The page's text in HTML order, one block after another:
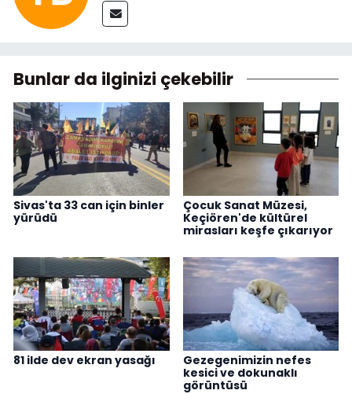
Bunlar da ilginizi çekebilir
Sivas'ta 33 can için binler
yürüdü
Çocuk Sanat Müzesi,
Keçiören'de kültürel
mirasları keşfe çıkarıyor
81 ilde dev ekran yasağı
Gezegenimizin nefes
kesici ve dokunaklı
görüntüsü